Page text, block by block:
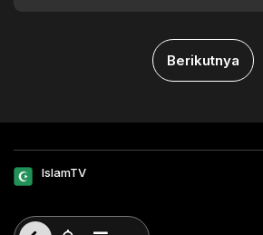
Berikutnya
IslamTV